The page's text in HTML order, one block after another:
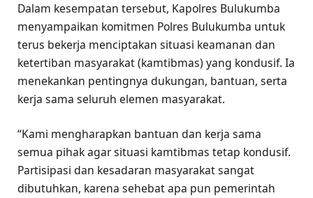
Dalam kesempatan tersebut, Kapolres Bulukumba
menyampaikan komitmen Polres Bulukumba untuk
terus bekerja menciptakan situasi keamanan dan
ketertiban masyarakat (kamtibmas) yang kondusif. Ia
menekankan pentingnya dukungan, bantuan, serta
kerja sama seluruh elemen masyarakat.
“Kami mengharapkan bantuan dan kerja sama
semua pihak agar situasi kamtibmas tetap kondusif.
Partisipasi dan kesadaran masyarakat sangat
dibutuhkan, karena sehebat apa pun pemerintah